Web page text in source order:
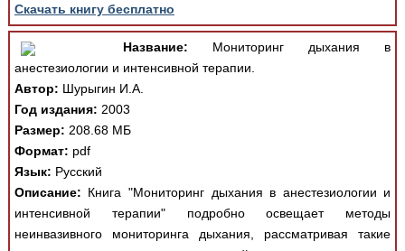
Скачать книгу бесплатно
Название: Мониторинг дыхания в
анестезиологии и интенсивной терапии.
Автор: Шурыгин И.А.
Год издания: 2003
Размер: 208.68 МБ
Формат: pdf
Язык: Русский
Описание: Книга "Мониторинг дыхания в анестезиологии и
интенсивной терапии" подробно освещает методы
неинвазивного мониторинга дыхания, рассматривая такие